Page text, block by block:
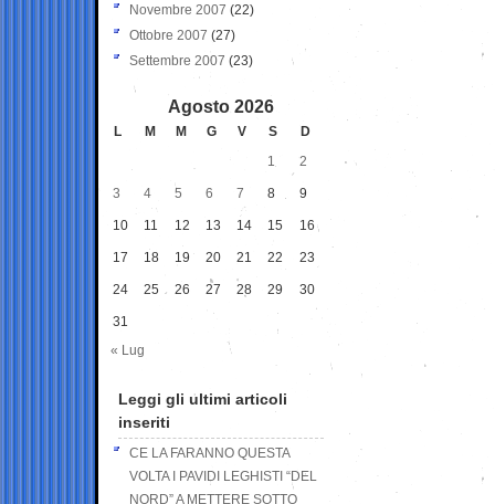
Novembre 2007 (22)
Ottobre 2007 (27)
Settembre 2007 (23)
Agosto 2026
L M M G V S
D
1
2
3 4 5 6 7 8 9
10 11 12 13 14 15 16
17 18 19 20 21 22 23
24 25 26 27 28 29 30
31
« Lug
Leggi gli ultimi articoli
inseriti
CE LA FARANNO QUESTA
VOLTA I PAVIDI LEGHISTI “DEL
NORD” A METTERE SOTTO